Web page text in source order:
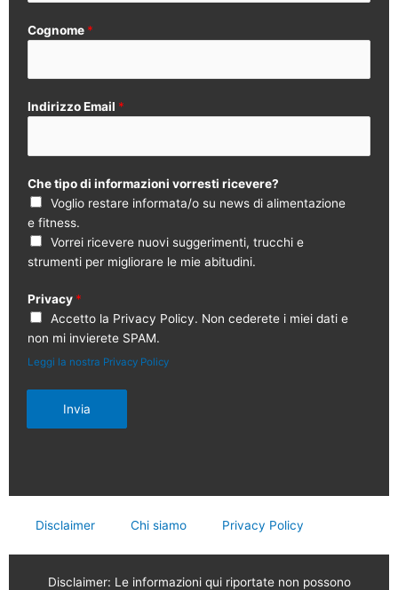
Cognome *
Indirizzo Email *
Che tipo di informazioni vorresti ricevere?
Voglio restare informata/o su news di alimentazione
e fitness.
Vorrei ricevere nuovi suggerimenti, trucchi e
strumenti per migliorare le mie abitudini.
Privacy *
Accetto la Privacy Policy. Non cederete i miei dati e
non mi invierete SPAM.
Leggi la nostra Privacy Policy
Invia
Disclaimer Chi siamo Privacy Policy
Disclaimer: Le informazioni qui riportate non possono